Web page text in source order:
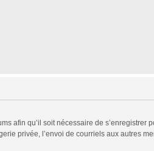
afin qu’il soit nécessaire de
privée, l’envoi de courriels aux autres